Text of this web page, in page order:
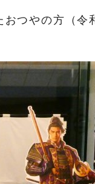
やの方（令